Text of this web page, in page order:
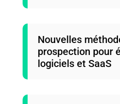
Nouvelles
prospection pour
logiciels et SaaS